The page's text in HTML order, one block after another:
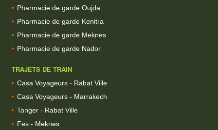
Pharmacie de garde Oujda
Pharmacie de garde Kenitra
Pharmacie de garde Meknes
Pharmacie de garde Nador
TRAJETS DE TRAIN
Casa Voyageurs - Rabat Ville
Casa Voyageurs - Marrakech
Tanger - Rabat Ville
Fes - Meknes